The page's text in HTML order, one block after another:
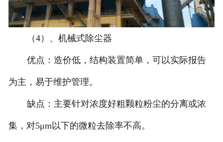
（4）、机械式除尘器
优点：造价低，结构装置简单，可以实际报告
为主，易于维护管理。
缺点：主要针对浓度好粗颗粒粉尘的分离或浓
集，对5μm以下的微粒去除率不高。